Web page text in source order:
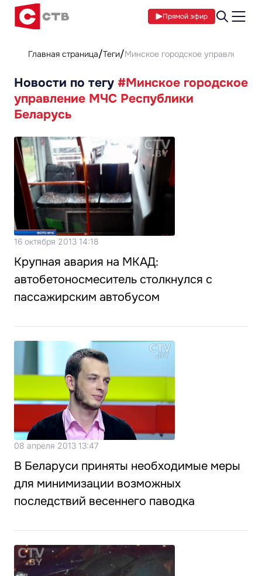
Прямой эфир
Главная страница Теги Минское городское управление
Новости по тегу #Минское городское
управление МЧС Республики
Беларусь
16 октября 2013 14:18
Крупная авария на МКАД:
автобетоносмеситель столкнулся с
пассажирским автобусом
08 апреля 2013 13:47
В Беларуси приняты необходимые меры
для минимизации возможных
последствий весеннего паводка